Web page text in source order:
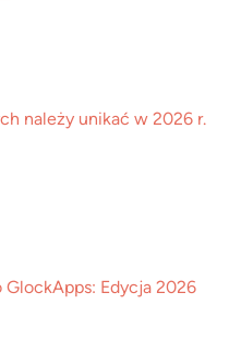
należy unikać w 2026 r.
Edycja 2026